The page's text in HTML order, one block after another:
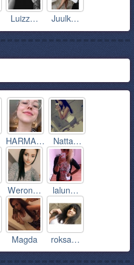
Luizz… Juulk…
HARMA… Natta…
Weron… lalun…
Magda roksa…